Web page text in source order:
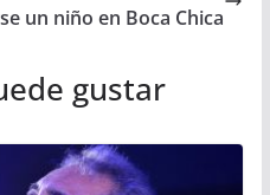
un niño en Boca Chica
gustar